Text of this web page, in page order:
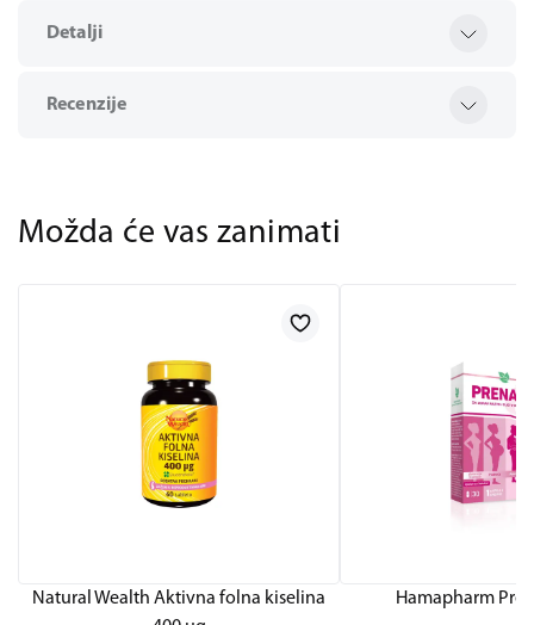
Detalji
Recenzije
Možda će vas zanimati
Natural Wealth Aktivna folna kiselina
Hamapharm